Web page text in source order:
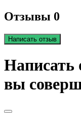
Отзывы 0
Написать отзыв
Написать
вы